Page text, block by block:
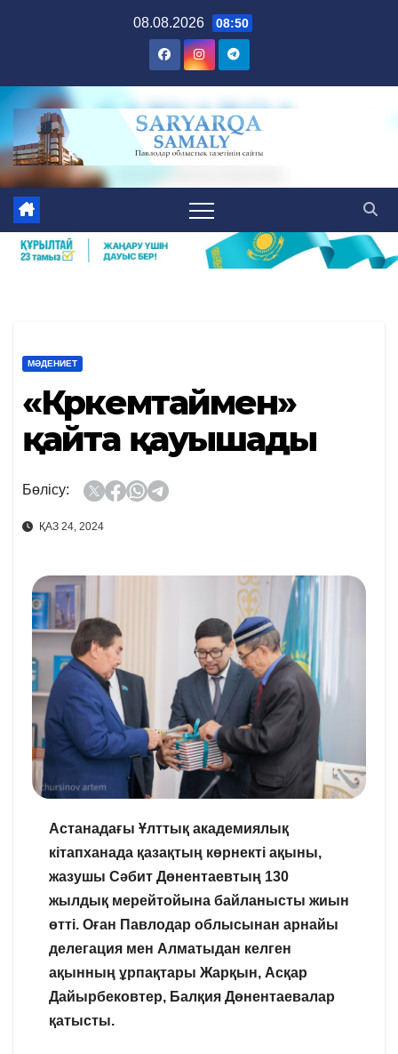
08.08.2026 08:50
МӘДЕНИЕТ
«Көркемтаймен»
қайта қауышады
Бөлісу:
ҚАЗ 24, 2024
Астанадағы Ұлттық академиялық
кітапханада қазақтың көрнекті ақыны,
жазушы Сәбит Дөнентаевтың 130
жылдық мерейтойына байланысты жиын
өтті. Оған Павлодар облысынан арнайы
делегация мен Алматыдан келген
ақынның ұрпақтары Жарқын, Асқар
Дайырбековтер, Балқия Дөнентаевалар
қатысты.